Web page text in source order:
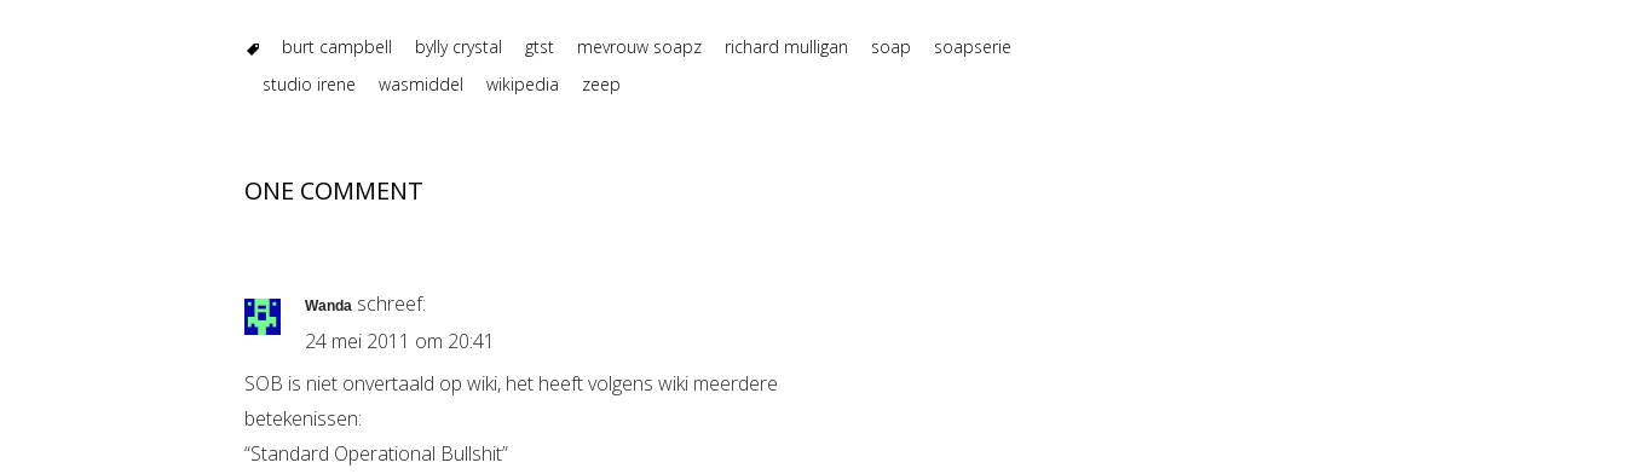
burt campbell bylly crystal gtst mevrouw soapz richard mulligan soap
soapserie
studio irene
wasmiddel wikipedia zeep
ONE COMMENT
Wanda schreef:
24 mei 2011 om 20:41
SOB is niet onvertaald op wiki, het heeft volgens wiki meerdere
betekenissen:
“Standard Operational Bullshit”